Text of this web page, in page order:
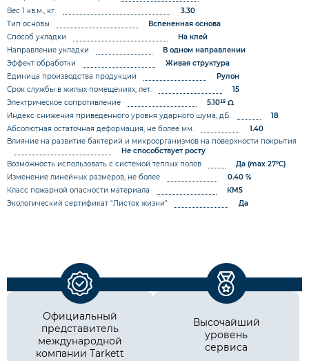
Вес 1 кв.м., кг.
3.30
Тип основы
Вспененная основа
Способ укладки
На клей
Направление укладки
В одном направлении
Эффект обработки
Живая структура
Единица производства продукции
Рулон
Срок службы в жилых помещениях, лет.
15
Электрическое сопротивление
5.10¹⁵ Ω
Индекс снижения приведенного уровня ударного шума, дБ.
18
Абсолютная остаточная деформация, не более мм.
1.40
Влияние на развитие бактерий и микроорганизмов на поверхности покрытия
Не способствует росту
Возможность использовать с системой теплых полов
Да (max 27°C)
Изменение линейных размеров, не более
0.40 %
Класс пожарной опасности материала
КМ5
Экологический сертификат "Листок жизни"
Да
Официальный
представитель
международной
компании Tarkett
Высочайший
уровень
сервиса